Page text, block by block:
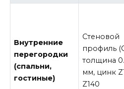
Внутренние
перегородки
(спальни,
гостиные)
Стеновой
профиль
толщина
мм, цинк
Z140